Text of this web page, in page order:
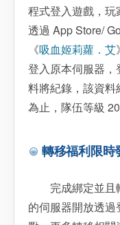
程式登入遊戲，
透過 App Store/
《吸血姬莉蘿．艾
登入原本伺服器
料將紀錄，該資料
為止，隊伍等級 20
轉移福利限時
完成綁定並且
的伺服器開放透